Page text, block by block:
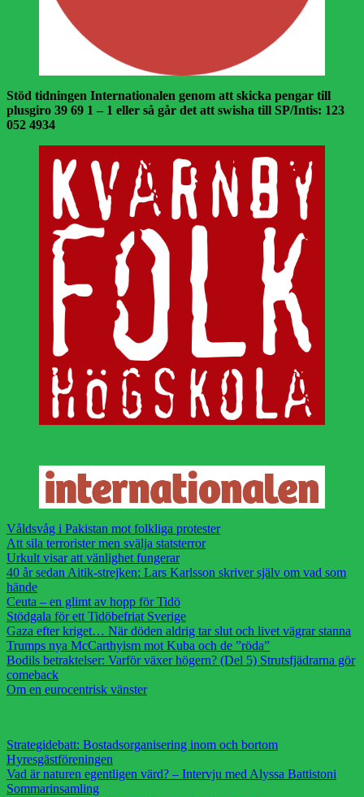
Stöd tidningen Internationalen genom att skicka pengar till
plusgiro 39 69 1 – 1 eller så går det att swisha till SP/Intis: 123
052 4934
Våldsvåg i Pakistan mot folkliga protester
Att sila terrorister men svälja statsterror
Urkult visar att vänlighet fungerar
40 år sedan Aitik-strejken: Lars Karlsson skriver själv om vad som
hände
Ceuta – en glimt av hopp för Tidö
Stödgala för ett Tidöbefriat Sverige
Gaza efter kriget… När döden aldrig tar slut och livet vägrar stanna
Trumps nya McCarthyism mot Kuba och de ”röda”
Bodils betraktelser: Varför växer högern? (Del 5) Strutsfjädrarna gör
comeback
Om en eurocentrisk vänster
Strategidebatt: Bostadsorganisering inom och bortom
Hyresgästföreningen
Vad är naturen egentligen värd? – Intervju med Alyssa Battistoni
Sommarinsamling